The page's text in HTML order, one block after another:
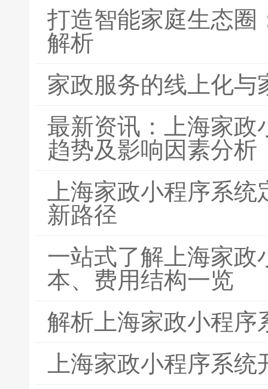
打造智能家庭生态圈
解析
家政服务的线上化与
最新资讯：上海家政
趋势及影响因素分析
上海家政小程序系
新路径
一站式了解上海家政
本、费用结构一览
解析上海家政小程序
上海家政小程序系